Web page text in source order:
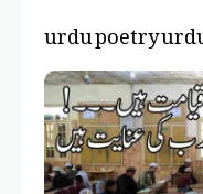
urdu poetry